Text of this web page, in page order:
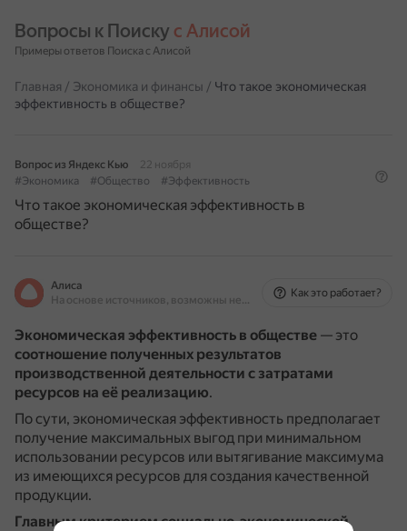
Вопросы к Поиску с Алисой
Примеры ответов Поиска с Алисой
Главная / Экономика и финансы / Что такое экономическая
эффективность в обществе?
Вопрос из Яндекс Кью
22 ноября
#Экономика
#Общество #Эффективность
Что такое экономическая эффективность в
обществе?
Алиса
На основе источников, возможны неточности
Как это работает?
Экономическая эффективность в обществе — это
соотношение полученных результатов
производственной деятельности с затратами
ресурсов на её реализацию.
По сути, экономическая эффективность предполагает
получение максимальных выгод при минимальном
использовании ресурсов или вытягивание максимума
из имеющихся ресурсов для создания качественной
продукции.
Главным критерием социально-экономической